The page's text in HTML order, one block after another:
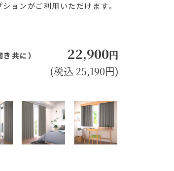
ョンがご利用いただけます。
共に） 22,900円
(税込 25,190円)